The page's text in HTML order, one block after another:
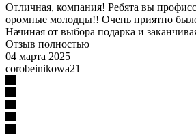
Отличная, компания! Ребята вы
оромные молодцы!! Очень приятно
Начиная от выбора подарка и
Отзыв полностью
04 марта 2025
corobeinikowa21